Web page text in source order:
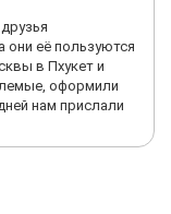
они её пользуются
в Пхукет и
оформили
нам прислали